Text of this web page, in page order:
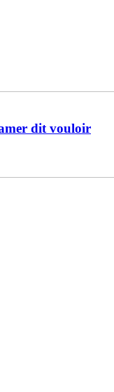
dit vouloir